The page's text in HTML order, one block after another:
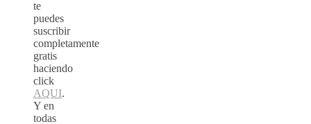
te
puedes
suscribir
completamente
gratis
haciendo
click
AQUI.
Y en
todas